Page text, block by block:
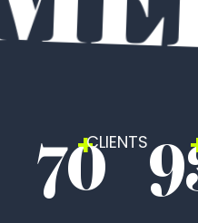
70
+CLIENTS